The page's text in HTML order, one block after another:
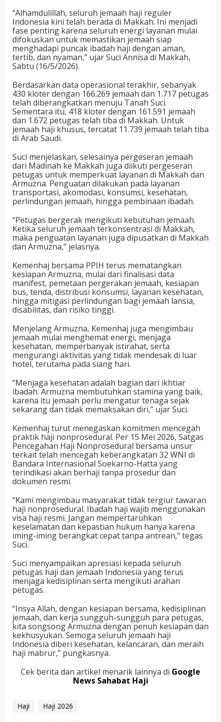
“Alhamdulillah, seluruh jemaah haji reguler
Indonesia kini telah berada di Makkah. Ini menjadi
fase penting karena seluruh energi layanan mulai
difokuskan untuk memastikan jemaah siap
menghadapi puncak ibadah haji dengan aman,
tertib, dan nyaman,” ujar Suci Annisa di Makkah,
Sabtu (16/5/2026).
Berdasarkan data operasional terakhir, sebanyak
430 kloter dengan 166.269 jemaah dan 1.717 petugas
telah diberangkatkan menuju Tanah Suci.
Sementara itu, 418 kloter dengan 161.591 jemaah
dan 1.672 petugas telah tiba di Makkah. Untuk
jemaah haji khusus, tercatat 11.739 jemaah telah tiba
di Arab Saudi.
Suci menjelaskan, selesainya pergeseran jemaah
dari Madinah ke Makkah juga diikuti pergeseran
petugas untuk memperkuat layanan di Makkah dan
Armuzna. Penguatan dilakukan pada layanan
transportasi, akomodasi, konsumsi, kesehatan,
perlindungan jemaah, hingga pembinaan ibadah.
“Petugas bergerak mengikuti kebutuhan jemaah.
Ketika seluruh jemaah terkonsentrasi di Makkah,
maka penguatan layanan juga dipusatkan di Makkah
dan Armuzna,” jelasnya.
Kemenhaj bersama PPIH terus mematangkan
kesiapan Armuzna, mulai dari finalisasi data
manifest, pemetaan pergerakan jemaah, kesiapan
bus, tenda, distribusi konsumsi, layanan kesehatan,
hingga mitigasi perlindungan bagi jemaah lansia,
disabilitas, dan risiko tinggi.
Menjelang Armuzna, Kemenhaj juga mengimbau
jemaah mulai menghemat energi, menjaga
kesehatan, memperbanyak istirahat, serta
mengurangi aktivitas yang tidak mendesak di luar
hotel, terutama pada siang hari.
“Menjaga kesehatan adalah bagian dari ikhtiar
ibadah. Armuzna membutuhkan stamina yang baik,
karena itu jemaah perlu mengatur tenaga sejak
sekarang dan tidak memaksakan diri,” ujar Suci.
Kemenhaj turut menegaskan komitmen mencegah
praktik haji nonprosedural. Per 15 Mei 2026, Satgas
Pencegahan Haji Nonprosedural bersama unsur
terkait telah mencegah keberangkatan 32 WNI di
Bandara Internasional Soekarno-Hatta yang
terindikasi akan berhaji tanpa prosedur dan
dokumen resmi.
“Kami mengimbau masyarakat tidak tergiur tawaran
haji nonprosedural. Ibadah haji wajib menggunakan
visa haji resmi. Jangan mempertaruhkan
keselamatan dan kepastian hukum hanya karena
iming-iming berangkat cepat tanpa antrean,” tegas
Suci.
Suci menyampaikan apresiasi kepada seluruh
petugas haji dan jemaah Indonesia yang terus
menjaga kedisiplinan serta mengikuti arahan
petugas.
“Insya Allah, dengan kesiapan bersama, kedisiplinan
jemaah, dan kerja sungguh-sungguh para petugas,
kita songsong Armuzna dengan penuh kesiapan dan
kekhusyukan. Semoga seluruh jemaah haji
Indonesia diberi kesehatan, kelancaran, dan meraih
haji mabrur,” pungkasnya.
Cek berita dan artikel menarik lainnya di Google
News Sahabat Haji
Haji
Haji 2026